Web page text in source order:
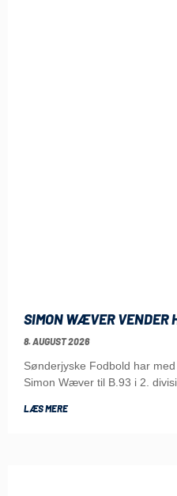
SIMON WÆVER VENDER
8. AUGUST 2026
Sønderjyske Fodbold har
Simon Wæver til B.93 i 2.
LÆS MERE